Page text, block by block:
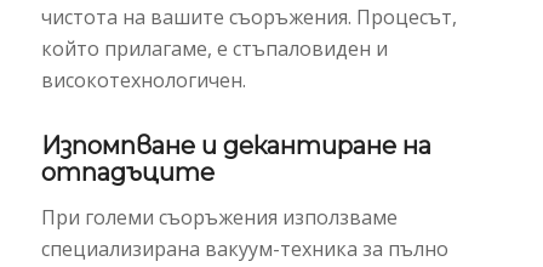
чистота на вашите съоръжения. Процесът,
който прилагаме, е стъпаловиден и
високотехнологичен.
Изпомпване и декантиране на
отпадъците
При големи съоръжения използваме
специализирана вакуум-техника за пълно